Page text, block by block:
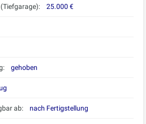
25.000 €
gehoben
ab: nach Fertigstellung